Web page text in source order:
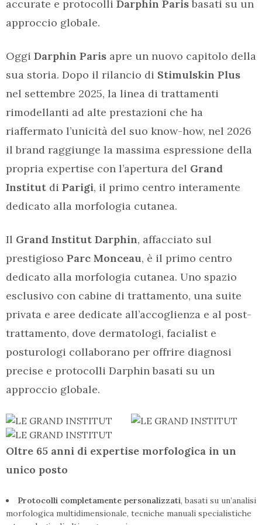
accurate e protocolli Darphin Parisbasati su un
approccio globale.
Oggi Darphin Paris apre un nuovo capitolo della
sua storia. Dopo il rilancio di Stimulskin Plus
nel settembre 2025, la linea di trattamenti
rimodellanti ad alte prestazioni che ha
riaffermato l’unicità del suo know-how, nel 2026
il brand raggiunge la massima espressione della
propria expertise con l’apertura del Grand
Institut di Parigi, il primo centro interamente
dedicato alla morfologia cutanea.
Il Grand Institut Darphin, affacciato sul
prestigioso Parc Monceau, è il primo centro
dedicato alla morfologia cutanea. Uno spazio
esclusivo con cabine di trattamento, una suite
privata e aree dedicate all’accoglienza e al post-
trattamento, dove dermatologi, facialist e
posturologi collaborano per offrire diagnosi
precise e protocolli Darphin basati su un
approccio globale.
Oltre 65 anni di expertise morfologica in un
unico posto
Protocolli completamente personalizzati, basati su un’analisi
morfologica multidimensionale, tecniche manuali specialistiche